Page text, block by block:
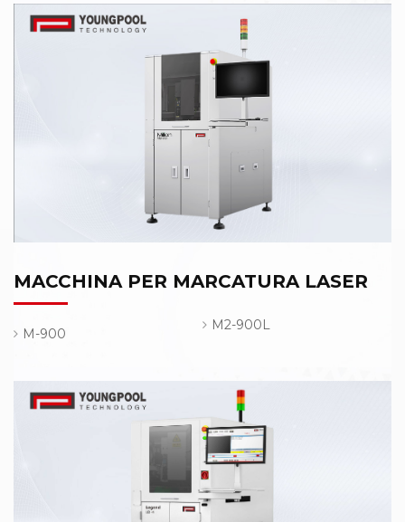
MACCHINA PER MARCATURA LASER
M-900
M2-900L